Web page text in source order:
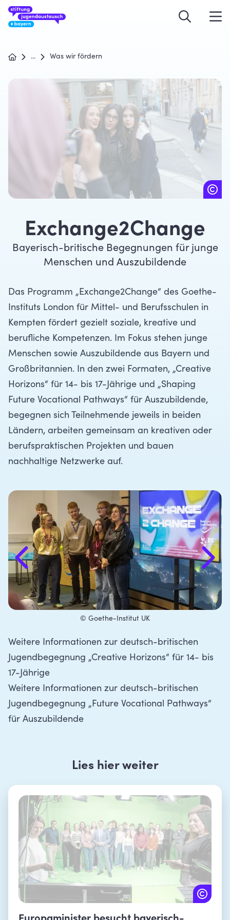
... Was wir fördern
Exchange2Change
Bayerisch-britische Begegnungen für junge
Menschen und Auszubildende
Das Programm „Exchange2Change“ des Goethe-
Instituts London für Mittel- und Berufsschulen in
Kempten fördert gezielt soziale, kreative und
berufliche Kompetenzen. Im Fokus stehen junge
Menschen sowie Auszubildende aus Bayern und
Großbritannien. In den zwei Formaten, „Creative
Horizons“ für 14- bis 17-Jährige und „Shaping
Future Vocational Pathways“ für Auszubildende,
begegnen sich Teilnehmende jeweils in beiden
Ländern, arbeiten gemeinsam an kreativen oder
berufspraktischen Projekten und bauen
nachhaltige Netzwerke auf.
© Goethe-Institut UK
Weitere Informationen zur deutsch-britischen
Jugendbegegnung „Creative Horizons“ für 14- bis
17-Jährige
Weitere Informationen zur deutsch-britischen
Jugendbegegnung „Future Vocational Pathways“
für Auszubildende
Lies hier weiter